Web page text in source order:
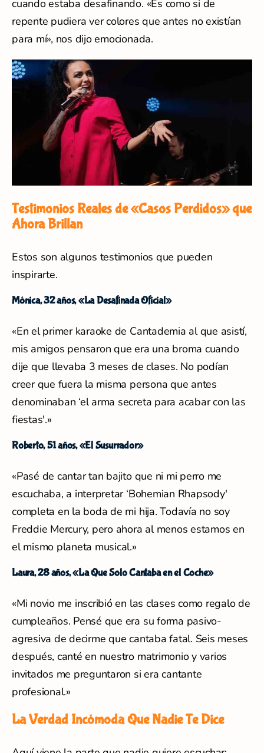
cuando estaba desafinando. «Es como si de
repente pudiera ver colores que antes no existían
para mí», nos dijo emocionada.
Testimonios Reales de «Casos Perdidos» que
Ahora Brillan
Estos son algunos testimonios que pueden
inspirarte.
Mónica, 32 años, «La Desafinada Oficial»
«En el primer karaoke de Cantademia al que asistí,
mis amigos pensaron que era una broma cuando
dije que llevaba 3 meses de clases. No podían
creer que fuera la misma persona que antes
denominaban ‘el arma secreta para acabar con las
fiestas'.»
Roberto, 51 años, «El Susurrador»
«Pasé de cantar tan bajito que ni mi perro me
escuchaba, a interpretar ‘Bohemian Rhapsody'
completa en la boda de mi hija. Todavía no soy
Freddie Mercury, pero ahora al menos estamos en
el mismo planeta musical.»
Laura, 28 años, «La Que Solo Cantaba en el Coche»
«Mi novio me inscribió en las clases como regalo de
cumpleaños. Pensé que era su forma pasivo-
agresiva de decirme que cantaba fatal. Seis meses
después, canté en nuestro matrimonio y varios
invitados me preguntaron si era cantante
profesional.»
La Verdad Incómoda Que Nadie Te Dice